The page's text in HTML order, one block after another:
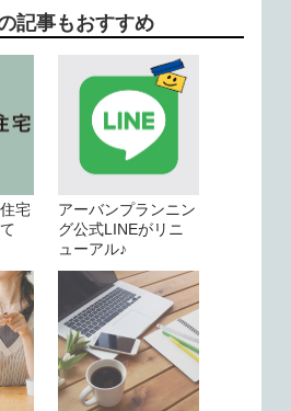
記事もおすすめ
宅
アーバンプランニン
グ公式LINEがリニ
ューアル♪